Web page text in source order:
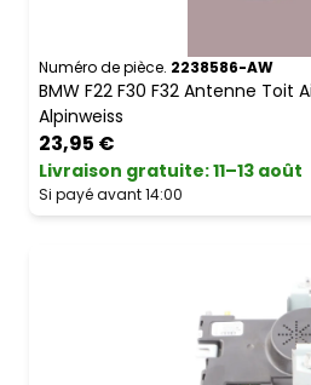
Numéro de pièce. 2238586-AW
BMW F22 F30 F32 Antenne Toit
Alpinweiss
23,95 €
Livraison gratuite:11–13 août
Si payé avant 14:00